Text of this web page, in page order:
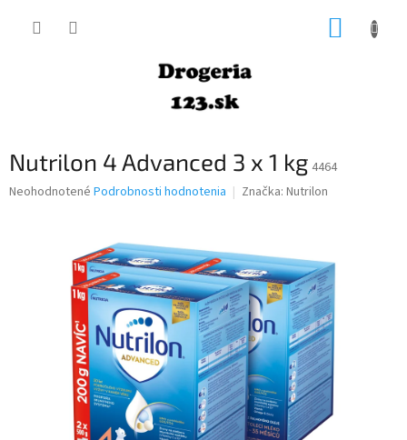
Nutrilon 4 Advanced 3 x 1 kg 4464
Priemerné
hviezdičiek.
Neohodnotené Podrobnosti hodnotenia Značka: Nutrilon